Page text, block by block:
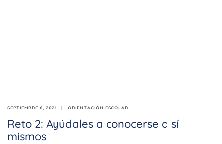
SEPTIEMBRE 6, 2021 ORIENTACIÓN ESCOLAR
Reto 2: Ayúdales a conocerse a sí
mismos